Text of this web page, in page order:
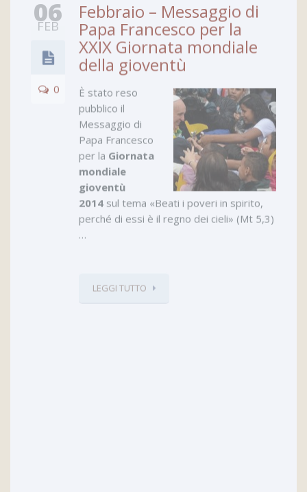
06
FEB
0
Febbraio – Messaggio di
Papa Francesco per la
XXIX Giornata mondiale
della gioventù
È stato reso
pubblico il
Messaggio di
Papa Francesco
per la Giornata
mondiale
gioventù
2014 sul tema «Beati i poveri in spirito,
perché di essi è il regno dei cieli» (Mt 5,3)
…
LEGGI TUTTO